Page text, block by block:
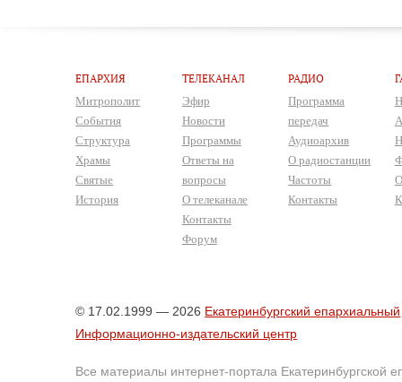
ЕПАРХИЯ
Митрополит
События
Структура
Храмы
Святые
История
ТЕЛЕКАНАЛ
Эфир
Новости
Программы
Ответы на
вопросы
О телеканале
Контакты
Форум
РАДИО
Программа
передач
Аудиоархив
О радиостанции
Частоты
Контакты
© 17.02.1999 — 2026 Екатеринбургский епархиальный
Информационно-издательский центр
Все материалы интернет-портала Екатеринбургской